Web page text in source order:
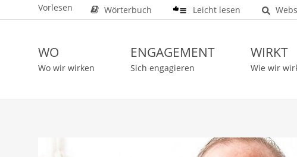
Vorlesen Wörterbuch Leicht lesen
WO
Wo wir wirken
ENGAGEMENT
Sich engagieren
WIRKT
Wie wir